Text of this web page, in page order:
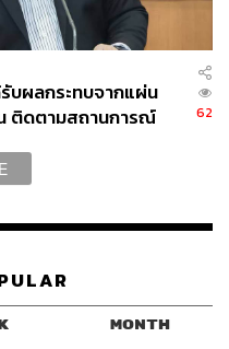
บผลกระทบจากแผ่น
ติดตามสถานการณ์
62
MONTH